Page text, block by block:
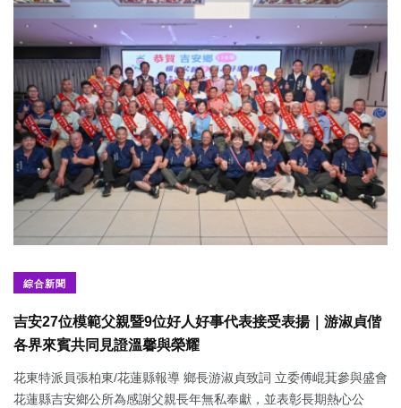
綜合新聞
吉安27位模範父親暨9位好人好事代表接受表揚｜游淑貞偕
各界來賓共同見證溫馨與榮耀
花東特派員張柏東/花蓮縣報導 鄉長游淑貞致詞 立委傅崐萁參與盛會
花蓮縣吉安鄉公所為感謝父親長年無私奉獻，並表彰長期熱心公